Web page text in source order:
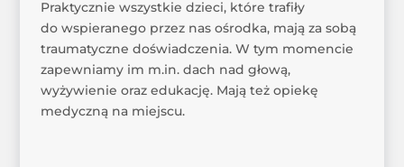
Praktycznie wszystkie dzieci, które trafiły
do wspieranego przez nas ośrodka, mają za sobą
traumatyczne doświadczenia. W tym momencie
zapewniamy im m.in. dach nad głową,
wyżywienie oraz edukację. Mają też opiekę
medyczną na miejscu.